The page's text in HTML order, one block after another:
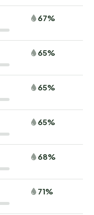
67%
65%
65%
65%
68%
71%